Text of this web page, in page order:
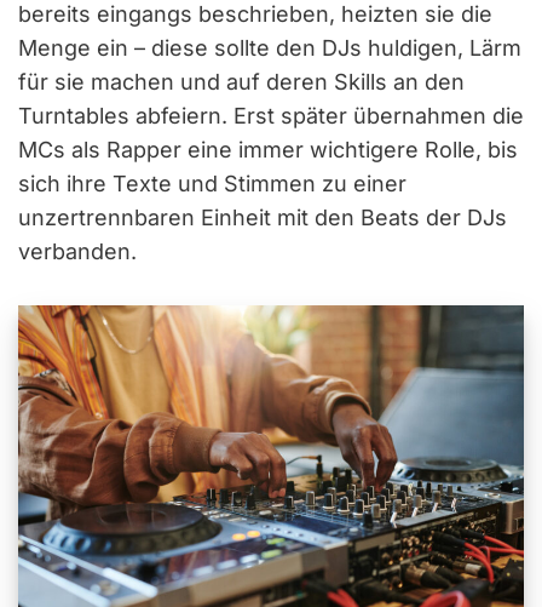
bereits eingangs beschrieben, heizten sie die
Menge ein – diese sollte den DJs huldigen, Lärm
für sie machen und auf deren Skills an den
Turntables abfeiern. Erst später übernahmen die
MCs als Rapper eine immer wichtigere Rolle, bis
sich ihre Texte und Stimmen zu einer
unzertrennbaren Einheit mit den Beats der DJs
verbanden.